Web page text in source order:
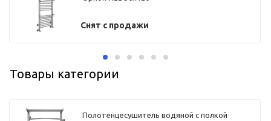
Снят с продажи
Товары категории
Полотенцесушитель водяной с полкой